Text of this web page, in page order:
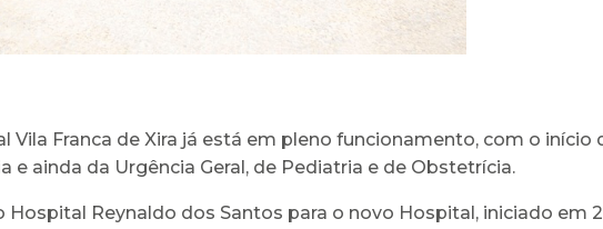
Vila Franca de Xira já está em pleno funcionamento, com o
e ainda da Urgência Geral, de Pediatria e de Obstetrícia.
Hospital Reynaldo dos Santos para o novo Hospital, iniciado em